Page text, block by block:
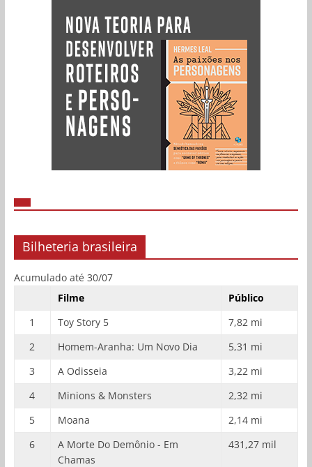
Bilheteria brasileira
Acumulado até 30/07
Filme
Público
1
Toy Story 5
7,82 mi
2
Homem-Aranha: Um Novo Dia
5,31 mi
3
A Odisseia
3,22 mi
4
Minions & Monsters
2,32 mi
5
Moana
2,14 mi
6
A Morte Do Demônio - Em
Chamas
431,27 mil